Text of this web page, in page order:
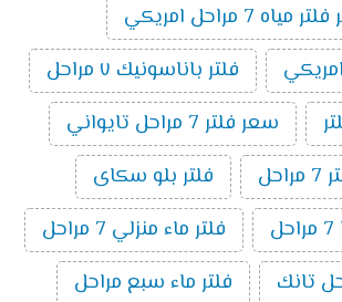
7 مراحل امريكي
فلتر باناسونيك ٧ مراحل
سعر فلتر 7 مراحل تايواني
فلتر بلو سكاى
فلتر ماء منزلي 7 مراحل
فلتر ماء سبع مراحل